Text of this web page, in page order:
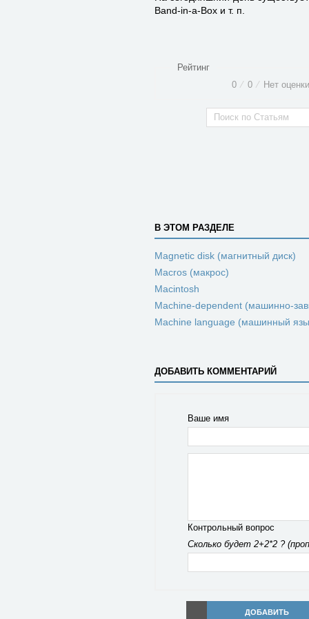
Band-in-a-Box и т. п.
Рейтинг
0 ⁄ 0 ⁄ Нет оценки
В ЭТОМ РАЗДЕЛЕ
Magnetic disk (магнитный диск)
Macros (макрос)
Macintosh
Machine-dependent (машинно-
Machine language (машинный
ДОБАВИТЬ КОММЕНТАРИЙ
Ваше имя
Контрольный вопрос
Сколько будет 2+2*2 ?
ДОБАВИТЬ